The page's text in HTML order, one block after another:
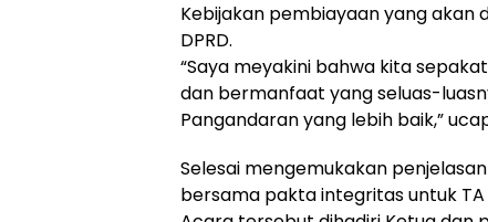
Kebijakan pembiayaan yang
DPRD.
“Saya meyakini bahwa kita
dan bermanfaat yang seluas-
Pangandaran yang lebih baik,”
Selesai mengemukakan
bersama pakta integritas untuk TA